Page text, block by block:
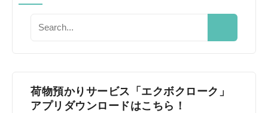
荷物預かりサービス「エクボクローク」
アプリダウンロードはこちら！